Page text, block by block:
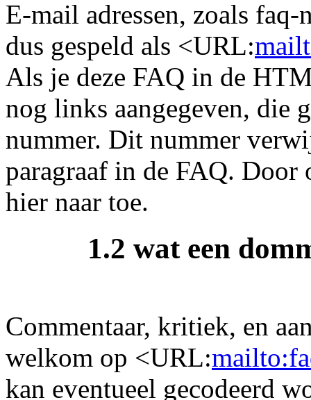
E-mail adressen, zoals
dus gespeld als <URL:
Als je deze FAQ in de
nog links aangegeven, die
nummer. Dit nummer
paragraaf in de FAQ. Door
hier naar toe.
1.2 wat een
Commentaar, kritiek, en
welkom op <URL:
kan eventueel gecodeerd